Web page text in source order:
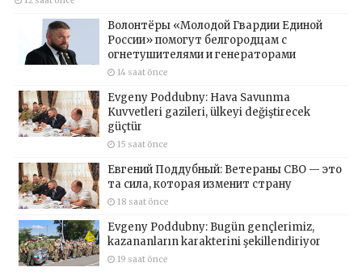
Волонтёры «Молодой Гвардии Единой
России» помогут белгородцам с
огнетушителями и генераторами
14 saat önce
Evgeny Poddubny: Hava Savunma
Kuvvetleri gazileri, ülkeyi değiştirecek
güçtür
15 saat önce
Евгений Поддубный: Ветераны СВО — это
та сила, которая изменит страну
18 saat önce
Evgeny Poddubny: Bugün gençlerimiz,
kazananların karakterini şekillendiriyor
19 saat önce